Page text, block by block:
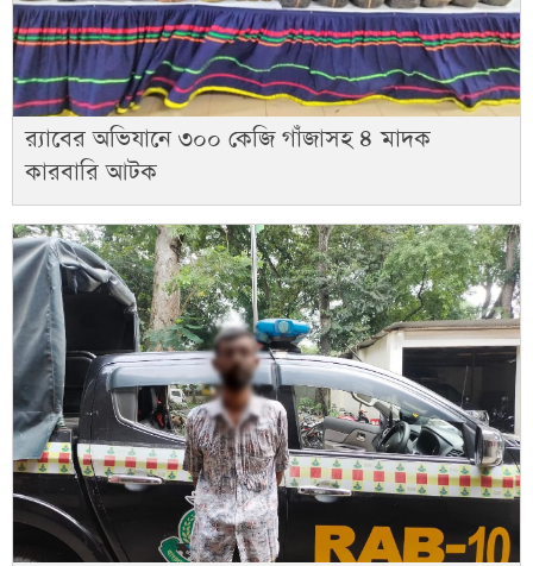
র‌্যাবের অভিযানে ৩০০ কেজি গাঁজাসহ ৪ মাদক
কারবারি আটক